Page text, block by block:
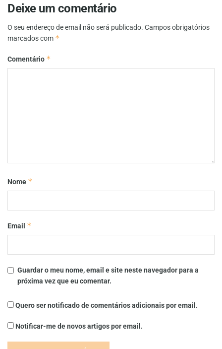
Deixe um comentário
O seu endereço de email não será publicado. Campos obrigatórios
marcados com *
Comentário *
Nome *
Email *
Guardar o meu nome, email e site neste navegador para a
próxima vez que eu comentar.
Quero ser notificado de comentários adicionais por email.
Notificar-me de novos artigos por email.